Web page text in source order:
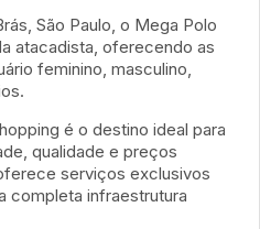
São Paulo, o Mega Polo
atacadista, oferecendo as
feminino, masculino,
é o destino ideal para
qualidade e preços
serviços exclusivos
completa infraestrutura